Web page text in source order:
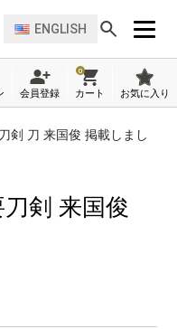
ENGLISH
会員登録
0
カート お気に入り
剣 刀 来国俊 掲載しまし
剣 来国俊